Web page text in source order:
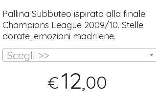
Pallina Subbuteo ispirata alla finale
Champions League 2009/10. Stelle
dorate, emozioni madrilene.
Scegli >>
€12,00